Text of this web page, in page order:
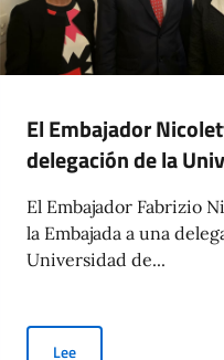
El Embajador
delegación de la
El Embajador Fabrizio
la Embajada a una
Universidad de...
LeeEl Embajador